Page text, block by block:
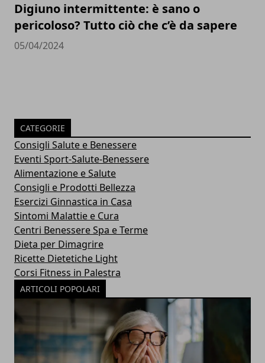
Digiuno intermittente: è sano o
pericoloso? Tutto ciò che c’è da sapere
05/04/2024
CATEGORIE
Consigli Salute e Benessere
Eventi Sport-Salute-Benessere
Alimentazione e Salute
Consigli e Prodotti Bellezza
Esercizi Ginnastica in Casa
Sintomi Malattie e Cura
Centri Benessere Spa e Terme
Dieta per Dimagrire
Ricette Dietetiche Light
Corsi Fitness in Palestra
ARTICOLI POPOLARI